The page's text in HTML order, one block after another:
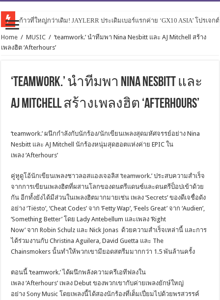
ก้าวที่ใหญ่กว่าเดิม! JAYLERR ประเดิมเบอร์แรกค่าย ‘GX10 ASIA’ โปรเจ
Home / MUSIC / ‘teamwork.’ นำทีมพา Nina Nesbitt และ AJ Mitchell สร้าง
เพลงฮิต ‘Afterhours’
‘teamwork.’ นำทีมพา Nina Nesbitt และ
AJ Mitchell สร้างเพลงฮิต ‘Afterhours’
‘teamwork.’ ผนึกกำลังกับนักร้อง/นักเขียนเพลงสุดมหัศจรรย์อย่าง Nina
Nesbitt และ AJ Mitchell นักร้องหนุ่มสุดฮอตแห่งค่าย EPIC ใน
เพลง ‘Afterhours’
คู่หูดูโอ้นักเขียนเพลงชาวลอสแองเจอลิส ‘teamwork.’ ประสบความสำเร็จ
จากการเขียนเพลงฮิตที่ผสานโลกของดนตรีแดนซ์และดนตรีป็อปเข้าด้วย
กัน อีกทั้งยังได้มีส่วนในเพลงฮิตมากมายเช่น เพลง ‘Secrets’ ของดีเจชื่อดัง
อย่าง ‘Tiësto’, ‘Cheat Codes’ จาก ‘Fetty Wap’, ‘Feels Great’ จาก ‘Audien’,
‘Something Better’ โดย Lady Antebellum และเพลง ‘Right
Now’ จาก Robin Schulz และ Nick Jonas ด้วยความสำเร็จเหล่านี้ และการ
ได้ร่วมงานกับ Christina Aguilera, David Guetta และ The
Chainsmokers นั้นทำให้พวกเขามียอดสตรีมมากกว่า 1.5 พันล้านครั้ง
ตอนนี้ ‘teamwork.’ ได้ผนึกพลังความครีเอทีฟลงใน
เพลง ‘Afterhours’ เพลง Debut ของพวกเขากับค่ายเพลงยักษ์ใหญ่
อย่าง Sony Music โดยเพลงนี้ได้สองนักร้องที่เต็มเปี่ยมไปด้วยพรสวรรค์